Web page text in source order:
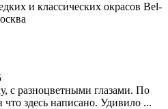
и классических окрасов Bel-
с разноцветными глазами. По
здесь написано. Удивило ...